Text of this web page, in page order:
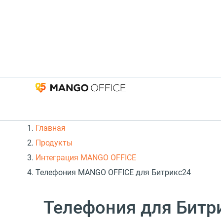
Главная
Продукты
Интеграция MANGO OFFICE
Телефония MANGO OFFICE для Битрикс24
Телефония для